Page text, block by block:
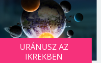
URÁNUSZ AZ
IKREKBEN